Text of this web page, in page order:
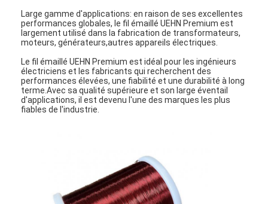
Large gamme d'applications: en raison de ses excellentes
performances globales, le fil émaillé UEHN Premium est
largement utilisé dans la fabrication de transformateurs,
moteurs, générateurs,autres appareils électriques.
Le fil émaillé UEHN Premium est idéal pour les ingénieurs
électriciens et les fabricants qui recherchent des
performances élevées, une fiabilité et une durabilité à long
terme.Avec sa qualité supérieure et son large éventail
d'applications, il est devenu l'une des marques les plus
fiables de l'industrie.